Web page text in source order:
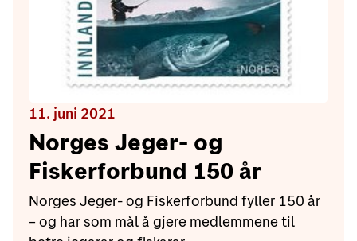
11. juni 2021
Norges Jeger- og
Fiskerforbund 150 år
Norges Jeger- og Fiskerforbund fyller 150 år
– og har som mål å gjere medlemmene til